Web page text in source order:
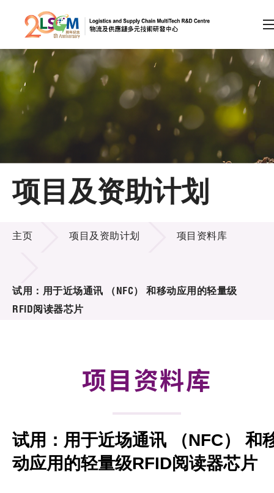
跳到内容（按回车键）
会员登录
A A EN 繁 简
主页
关于LSCM
技术商品化
合作计划
征求研发项目计划书
项目伙伴
活动及消息
项目及资助计划
项目及资助计划
主页 项目及资助计划 项目资料库
试用：用于近场通讯 （NFC） 和移动应用的轻量级
RFID阅读器芯片
项目资料库
试用：用于近场通讯 （NFC） 和
动应用的轻量级RFID阅读器芯片